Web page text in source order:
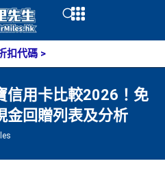
Open
扣代碼 >
信用卡比較2026！免
金回贈列表及分析